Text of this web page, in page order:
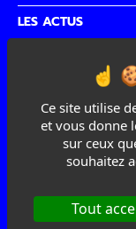
Ce site utilise
et vous donne
sur ceux
souhaitez
Tout
LES ACTUS
LA MUSIQUE